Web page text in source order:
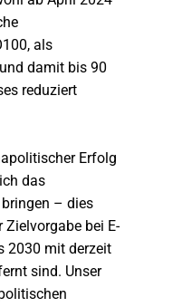
als
damit bis 90
reduziert
Erfolg
das
– dies
Zielvorgabe bei E-
2030 mit derzeit
sind. Unser